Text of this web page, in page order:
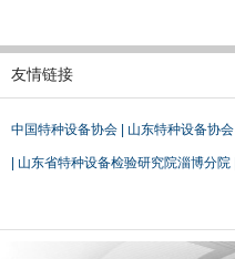
友情链接
中国特种设备协会 山东特种设备协会
山东省特种设备检验研究院淄博分院